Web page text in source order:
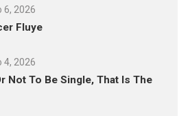
6, 2026
Fluye
4, 2026
Not To Be Single, That Is The